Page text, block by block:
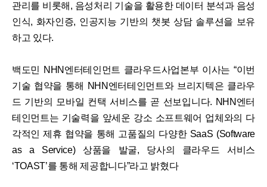
관리를 비롯해, 음성처리 기술을 활용한 데이터 분석과 음성
인식, 화자인증, 인공지능 기반의 챗봇 상담 솔루션을 보유
하고 있다.
백도민 NHN엔터테인먼트 클라우드사업본부 이사는 “이번
기술 협약을 통해 NHN엔터테인먼트와 브리지텍은 클라우
드 기반의 모바일 컨택 서비스를 곧 선보입니다. NHN엔터
테인먼트는 기술력을 앞세운 강소 소프트웨어 업체와의 다
각적인 제휴 협약을 통해 고품질의 다양한 SaaS (Software
as a Service) 상품을 발굴, 당사의 클라우드 서비스
‘TOAST’를 통해 제공합니다”라고 밝혔다